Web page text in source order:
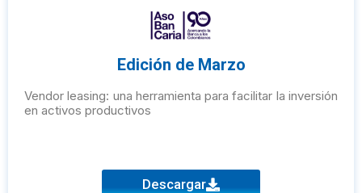
Edición de Marzo
Vendor leasing: una herramienta para facilitar la inversión
en activos productivos
Descargar